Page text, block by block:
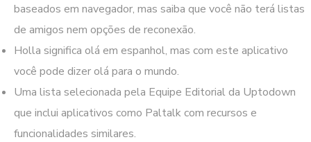
baseados em navegador, mas saiba que você não terá listas
de amigos nem opções de reconexão.
Holla significa olá em espanhol, mas com este aplicativo
você pode dizer olá para o mundo.
Uma lista selecionada pela Equipe Editorial da Uptodown
que inclui aplicativos como Paltalk com recursos e
funcionalidades similares.